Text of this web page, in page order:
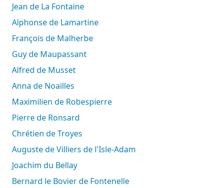
Jean de La Fontaine
Alphonse de Lamartine
François de Malherbe
Guy de Maupassant
Alfred de Musset
Anna de Noailles
Maximilien de Robespierre
Pierre de Ronsard
Chrétien de Troyes
Auguste de Villiers de l'Isle-Adam
Joachim du Bellay
Bernard le Bovier de Fontenelle